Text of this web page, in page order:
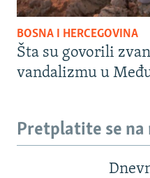
BOSNA I HERCEGOVINA
Šta su govorili
vandalizmu u
Pretplatite se